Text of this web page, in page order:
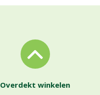
Overdekt winkelen